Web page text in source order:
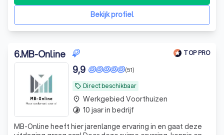
Bekijk profiel
6.MB-Online TOP PRO
local_offer Direct beschikbaar
(51)
9,9
MB-Online heeft hier jarenlange ervaring in en gaat deze
place Werkgebied Voorthuizen
timelapse 10 jaar in bedrijf